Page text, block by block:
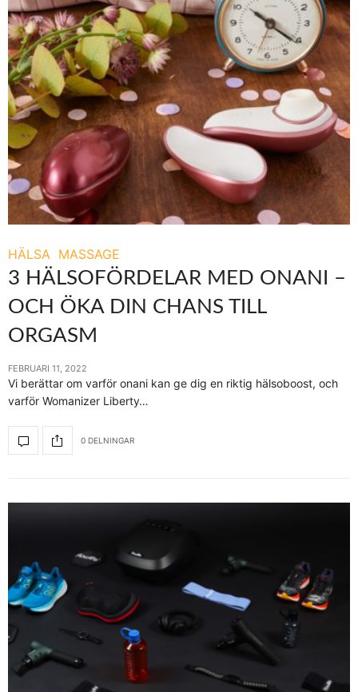
HÄLSA MASSAGE
3 HÄLSOFÖRDELAR MED ONANI –
OCH ÖKA DIN CHANS TILL
ORGASM
FEBRUARI 11, 2022
Vi berättar om varför onani kan ge dig en riktig hälsoboost, och
varför Womanizer Liberty…
0 DELNINGAR